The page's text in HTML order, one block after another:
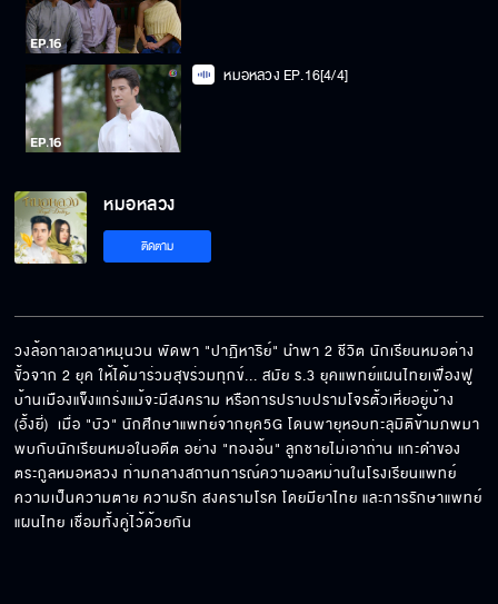
หมอหลวง EP.16[4/4]
หมอหลวง
ติดตาม
วงล้อกาลเวลาหมุนวน พัดพา "ปาฏิหาริย์" นำพา 2 ชีวิต นักเรียนหมอต่าง
ขั้วจาก 2 ยุค ให้ได้มาร่วมสุขร่วมทุกข์... สมัย ร.3 ยุคแพทย์แผนไทยเฟื่องฟู
บ้านเมืองแข็งแกร่งแม้จะมีสงคราม หรือการปราบปรามโจรตั้วเหี่ยอยู่บ้าง
(อั้งยี่)  เมื่อ "บัว" นักศึกษาแพทย์จากยุค5G โดนพายุหอบทะลุมิติข้ามภพมา
พบกับนักเรียนหมอในอดีต อย่าง "ทองอ้น" ลูกชายไม่เอาถ่าน แกะดำของ
ตระกูลหมอหลวง ท่ามกลางสถานการณ์ความอลหม่านในโรงเรียนแพทย์
ความเป็นความตาย ความรัก สงครามโรค โดยมียาไทย และการรักษาแพทย์
แผนไทย เชื่อมทั้งคู่ไว้ด้วยกัน